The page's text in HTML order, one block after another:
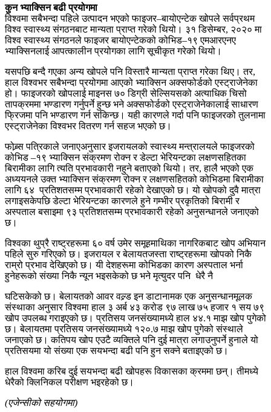
कुन भ्याक्सिन बढी प्रयोगमा
विश्वमा सबैभन्दा पहिले उत्पादन भएको फाइजर–बायोएन्टेक खोपले सर्वप्रथम
विश्व स्वास्थ्य संगठनबाट मान्यता प्राप्त गरेको थियो। ३१ डिसेम्बर, २०२० मा
विश्व स्वास्थ्य संगठनले फाइजर बायोएन्टेकको कोभिड–१९ एमआरएनए
भ्याक्सिनलाई आपत्कालीन प्रयोगका लागि सूचीकृत गरेको थियो।
यसपछि बन्दै गएका अन्य खोपले पनि विस्तारै मान्यता प्राप्त गरेका थिए। तर,
हाल विश्वभर सबैभन्दा प्रयोगमा आएको भ्याक्सिन अक्सफोर्डको एस्ट्राजेनेका
हो। फाइजरको खोपलाई माइनस ७० डिग्री सेल्सियसको अत्याधिक चिसो
तापक्रममा भण्डारण गर्नुपर्ने हुन्छ भने अक्सफोर्डको एस्ट्राजेनेकालाई साधारण
फ्रिजमा पनि भण्डारण गर्न सकिन्छ। यही कारणले गर्दा पनि फाइजरको तुलनामा
एस्ट्राजेनेका विश्वभर वितरण गर्न सहज भएको छ।
फोब्र्स पत्रिकाले जनाएअनुसार इजरायलको स्वास्थ्य मन्त्रालयले फाइजरको
कोभिड –१९ भ्याक्सिन संक्रमण रोक्न र डेल्टा भेरियन्टका लक्षणसहितका
बिरामीका लागि त्यति प्रभावकारी नहुने बताएको थियो। तर, हालै भएको एक
अध्ययनले उक्त भ्याक्सिन संक्रमण रोक्न र लक्षणसहितको कोभिडमा बिरामीका
लागि ६४ प्रतिशतसम्म प्रभावकारी रहेको देखाएको छ। यो खोपको दुवै मात्रा
लगाइसकेपछि डेल्टा भेरियन्टका कारणले हुने गम्भीर प्रकृतिको बिरामी र
अस्पताल बसाइमा ९३ प्रतिशतसम्म प्रभावकारी रहेको अनुसन्धानले जनाएको
छ।
विश्वका थुप्रै राष्ट्रहरूमा ६० वर्ष उमेर समूहमाथिका नागरिकबाट खोप अभियान
पहिले सुरु गरिएको छ। इजरायल र बेलायतजस्ता राष्ट्रहरूमा खोपको निकै
राम्रो प्रभाव देखिएको छ। यी देशहरूमा कोभिडका कारण अस्पताल भर्ना
हुनेहरूको संख्या निकै न्यून भइसकेको छ भने मृत्युदर पनि धेरै नै
घटिसकेको छ। बेलायतको आवर वल्र्ड इन डाटानामक एक अनुसन्धानमूलक
संस्थाका अनुसार विश्वमा हाल ३ अर्ब ४३ करोड ९७ लाख ७५ हजार १ सय ७९
खोप उपलब्ध गराइएको छ। प्रतिसय जनसंख्यामध्ये हाल ४४.१ माझ खोप पुगेको
छ। बेलायतमा प्रतिसय जनसंख्यामध्ये १२०.७ माझ खोप पुगेको संस्थाले
जनाएको छ। कतिपय खोप एउटै व्यक्तिले पनि दुई मात्रा लगाउनुपर्ने हुनाले यो
प्रतिसयमा यो संख्या एक सयभन्दा बढी पनि हुन सक्ने बताइएको छ।
हाल विश्वमा करिब दुई सयभन्दा बढी खोपहरू विकासका क्रममा छन्। तीमध्ये
धेरैको क्लिनिकल परीक्षण भइरहेको छ।
(एजेन्सीको सहयोगमा)